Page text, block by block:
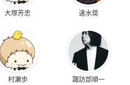
大塚芳忠 速水奨
村瀬歩 諏訪部順一